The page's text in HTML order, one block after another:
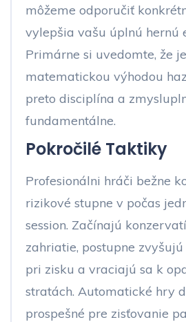
môžeme odporučiť
vylepšia vašu úplnú hernú
Primárne si uvedomte, že
matematickou výhodou
preto disciplína a
fundamentálne.
Pokročilé Taktiky
Profesionálni hráči bežne
rizikové stupne v počas
session. Začínajú
zahriatie, postupne
pri zisku a vraciajú sa k
stratách. Automatické hry
prospešné pre zisťovanie